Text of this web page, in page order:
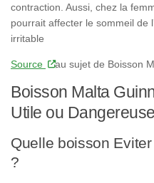
contraction. Aussi, chez la
pourrait affecter le sommeil de
irritable
Source au sujet de Boisson
Boisson Malta
Utile ou
Quelle boisson
?